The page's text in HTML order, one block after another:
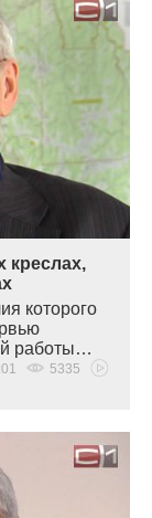
креслах,
которого
работы…
5335